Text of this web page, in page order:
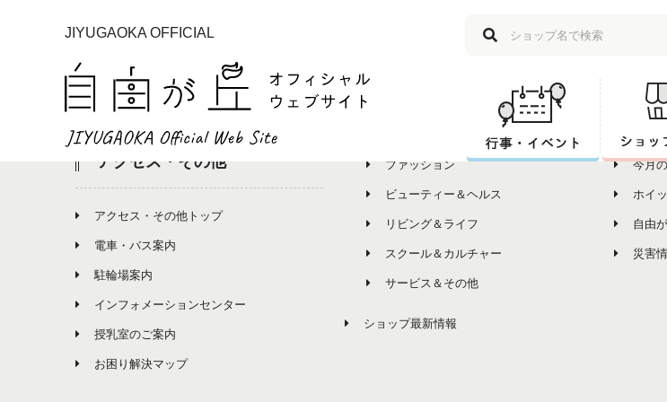
JIYUGAOKA OFFICIAL
イベント一覧
アクセス・その他
アクセス・その他トップ
電車・バス案内
駐輪場案内
インフォメーションセンター
授乳室のご案内
お困り解決マップ
ショップ一覧
ファッション
ビューティー＆ヘルス
リビング＆ライフ
スクール＆カルチャー
サービス＆その他
ショップ最新情報
組合
各商
今月
ホイ
自由
災害